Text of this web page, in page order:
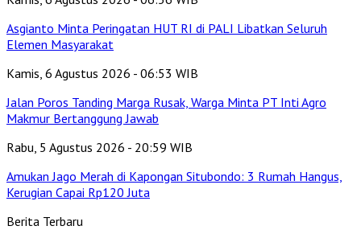
Asgianto Minta Peringatan HUT RI di PALI Libatkan Seluruh
Elemen Masyarakat
Kamis, 6 Agustus 2026 - 06:53 WIB
Jalan Poros Tanding Marga Rusak, Warga Minta PT Inti Agro
Makmur Bertanggung Jawab
Rabu, 5 Agustus 2026 - 20:59 WIB
Amukan Jago Merah di Kapongan Situbondo: 3 Rumah Hangus,
Kerugian Capai Rp120 Juta
Berita Terbaru